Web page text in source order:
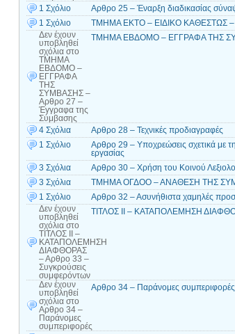
1 Σχόλιο
Αρθρο 25 – Έναρξη διαδικασίας
1 Σχόλιο
ΤΜΗΜΑ ΕΚΤΟ – ΕΙΔΙΚΟ ΚΑΘΕΣΤΩΣ –
Δεν έχουν
υποβληθεί
σχόλια στο
ΤΜΗΜΑ
ΕΒΔΟΜΟ –
ΕΓΓΡΑΦΑ
ΤΗΣ
ΣΥΜΒΑΣΗΣ –
Αρθρο 27 –
Έγγραφα της
Σύμβασης
ΤΜΗΜΑ ΕΒΔΟΜΟ – ΕΓΓΡΑΦΑ ΤΗΣ
4 Σχόλια
Αρθρο 28 – Τεχνικές προδιαγραφές
1 Σχόλιο
Αρθρο 29 – Υποχρεώσεις σχετικά με
εργασίας
3 Σχόλια
Αρθρο 30 – Χρήση του Κοινού
3 Σχόλια
ΤΜΗΜΑ ΟΓΔΟΟ – ΑΝΑΘΕΣΗ ΤΗΣ
1 Σχόλιο
Αρθρο 32 – Ασυνήθιστα χαμηλές
Δεν έχουν
υποβληθεί
σχόλια στο
ΤΙΤΛΟΣ ΙΙ –
ΚΑΤΑΠΟΛΕΜΗΣΗ
ΔΙΑΦΘΟΡΑΣ
– Αρθρο 33 –
Συγκρούσεις
συμφερόντων
ΤΙΤΛΟΣ ΙΙ – ΚΑΤΑΠΟΛΕΜΗΣΗ
Δεν έχουν
υποβληθεί
σχόλια στο
Αρθρο 34 –
Παράνομες
συμπεριφορές
Αρθρο 34 – Παράνομες συμπεριφορές